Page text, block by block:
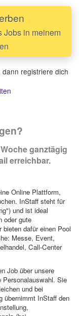
in meinem
registriere dich
ganztägig
erreichbar.
Online Plattform,
InStaff steht für
und ist ideal
oder gute
dafür einen Pool
Messe, Event,
Call-Center
Job über unsere
Personalauswahl. Sie
und bei
übernimmt InStaff den